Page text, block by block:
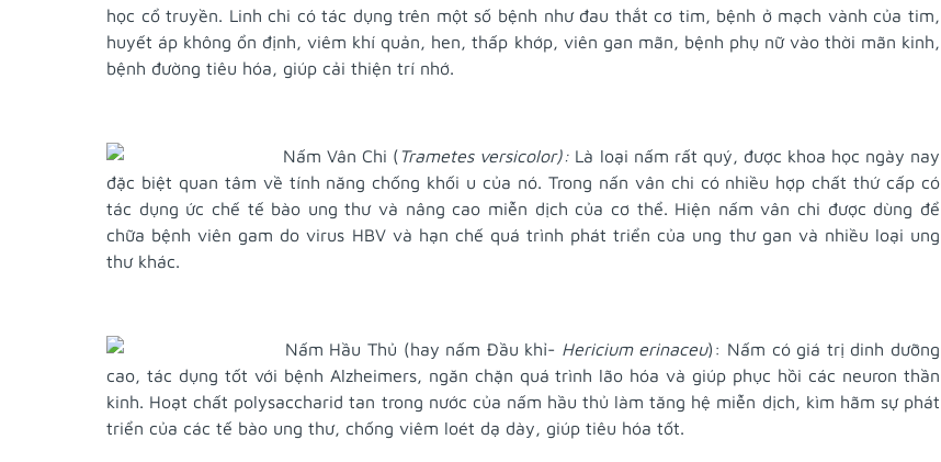
học cổ truyền. Linh chi có tác dụng trên một số bệnh như đau thắt cơ tim, bệnh ở mạch vành của tim,
huyết áp không ổn định, viêm khí quản, hen, thấp khớp, viên gan mãn, bệnh phụ nữ vào thời mãn kinh,
bệnh đường tiêu hóa, giúp cải thiện trí nhớ.
Nấm Vân Chi ( Trametes versicolor): Là loại nấm rất quý, được khoa học ngày nay
đặc biệt quan tâm về tính năng chống khối u của nó. Trong nấn vân chi có nhiều hợp chất thứ cấp có
tác dụng ức chế tế bào ung thư và nâng cao miễn dịch của cơ thể. Hiện nấm vân chi được dùng để
chữa bệnh viên gam do virus HBV và hạn chế quá trình phát triển của ung thư gan và nhiều loại ung
thư khác.
Nấm Hầu Thủ (hay nấm Đầu khỉ- Hericium erinaceu): Nấm có giá trị dinh dưỡng
cao, tác dụng tốt với bệnh Alzheimers, ngăn chặn quá trình lão hóa và giúp phục hồi các neuron thần
kinh. Hoạt chất polysaccharid tan trong nước của nấm hầu thủ làm tăng hệ miễn dịch, kìm hãm sự phát
triển của các tế bào ung thư, chống viêm loét dạ dày, giúp tiêu hóa tốt.